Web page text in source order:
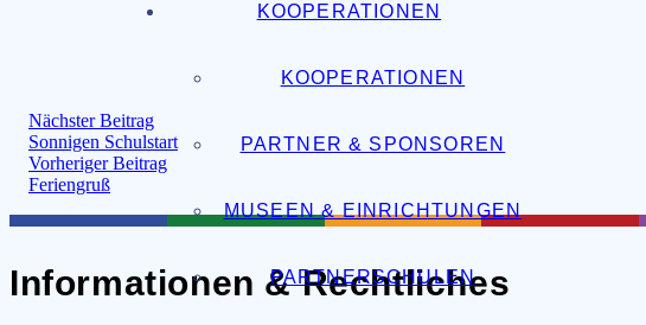
KOOPERATIONEN
KOOPERATIONEN
PARTNER & SPONSOREN
MUSEEN & EINRICHTUNGEN
PARTNERSCHULEN
Nächster Beitrag
Sonnigen Schulstart
Vorheriger Beitrag
Feriengruß
Informationen & Rechtliches